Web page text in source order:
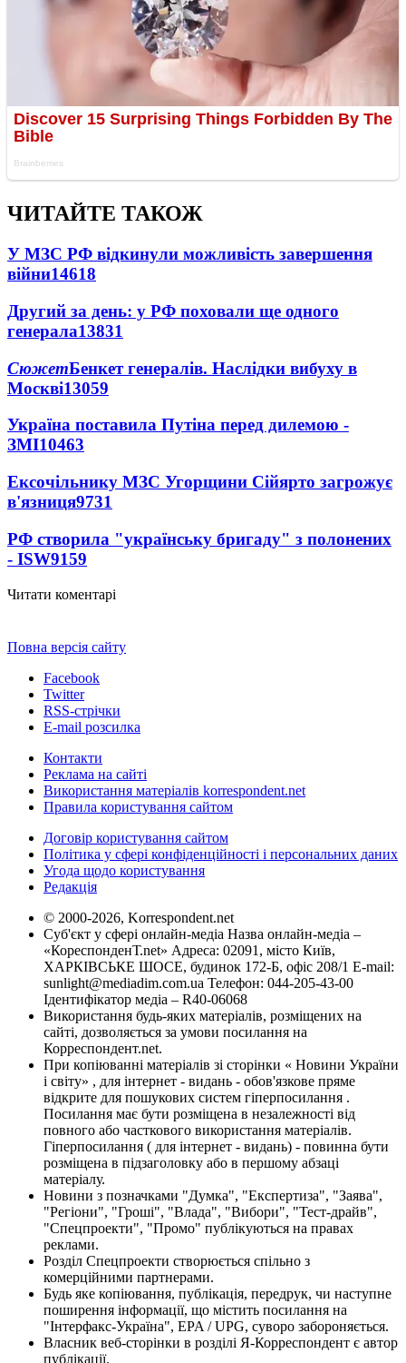
ЧИТАЙТЕ ТАКОЖ
У МЗС РФ відкинули можливість завершення
війни14618
Другий за день: у РФ поховали ще одного
генерала13831
СюжетБенкет генералів. Наслідки вибуху в
Москві13059
Україна поставила Путіна перед дилемою -
ЗМІ10463
Ексочільнику МЗС Угорщини Сійярто загрожує
в'язниця9731
РФ створила "українську бригаду" з полонених
- ISW9159
Читати коментарі
Повна версія сайту
Facebook
Twitter
RSS-стрічки
E-mail розсилка
Контакти
Реклама на сайті
Використання матеріалів korrespondent.net
Правила користування сайтом
Договір користування сайтом
Політика у сфері конфіденційності і персональних даних
Угода щодо користування
Редакція
© 2000-2026, Korrespondent.net
Суб'єкт у сфері онлайн-медіа Назва онлайн-медіа –
«КореспонденТ.net» Адреса: 02091, місто Київ,
ХАРКІВСЬКЕ ШОСЕ, будинок 172-Б, офіс 208/1 E-mail:
sunlight@mediadim.com.ua Телефон: 044-205-43-00
Ідентифікатор медіа – R40-06068
Використання будь-яких матеріалів, розміщених на
сайті, дозволяється за умови посилання на
Корреспондент.net.
При копіюванні матеріалів зі сторінки « Новини України
і світу» , для інтернет - видань - обов'язкове пряме
відкрите для пошукових систем гіперпосилання .
Посилання має бути розміщена в незалежності від
повного або часткового використання матеріалів.
Гіперпосилання ( для інтернет - видань) - повинна бути
розміщена в підзаголовку або в першому абзаці
матеріалу.
Новини з позначками "Думка", "Експертиза", "Заява",
"Регіони", "Гроші", "Влада", "Вибори", "Тест-драйв",
"Спецпроекти", "Промо" публікуються на правах
реклами.
Розділ Спецпроекти створюється спільно з
комерційними партнерами.
Будь яке копіювання, публікація, передрук, чи наступне
поширення інформації, що містить посилання на
"Інтерфакс-Україна", EPA / UPG, суворо забороняється.
Власник веб-сторінки в розділі Я-Корреспондент є автор
публікації.